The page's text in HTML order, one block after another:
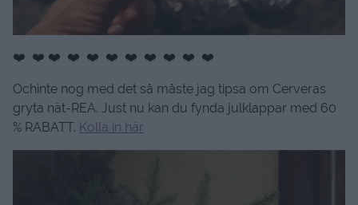
❤️ ❤️ ❤️ ❤️ ❤️ ❤️ ❤️ ❤️ ❤️ ❤️ ❤️
Ochinte nog med det så måste jag tipsa om Cerveras
gryta nät-REA. Just nu kan du fynda julklappar med 60
% RABATT. Kolla in här